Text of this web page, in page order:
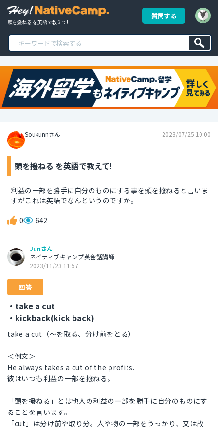
頭を撥ねる を英語で教えて!
質問する
Soukunnさん 2023/07/25 10:00
頭を撥ねる を英語で教えて!
利益の一部を勝手に自分のものにする事を頭を撥ねると言いま
すがこれは英語でなんというのですか。
0 642
Junさん
ネイティブキャンプ英会話講師
2023/11/23 11:57
回答
・take a cut
・kickback(kick back)
take a cut（～を取る、分け前をとる）
＜例文＞
He always takes a cut of the profits.
彼はいつも利益の一部を撥ねる。
「頭を撥ねる」とは他人の利益の一部を勝手に自分のものにす
ることを言います。
「cut」は分け前や取り分。人や物の一部をうっかり、又は故